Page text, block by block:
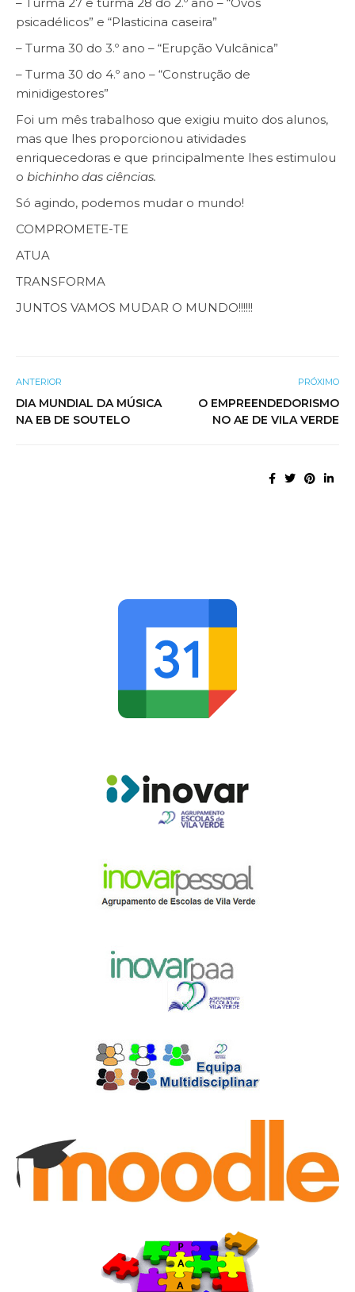
psicadélicos” e “Plasticina caseira”
– Turma 30 do 3.º ano – “Erupção Vulcânica”
– Turma 30 do 4.º ano – “Construção de
minidigestores”
Foi um mês trabalhoso que exigiu muito dos alunos,
mas que lhes proporcionou atividades
enriquecedoras e que principalmente lhes estimulou
o bichinho das ciências.
Só agindo, podemos mudar o mundo!
COMPROMETE-TE
ATUA
TRANSFORMA
JUNTOS VAMOS MUDAR O MUNDO!!!!!!
ANTERIOR
DIA MUNDIAL DA MÚSICA
NA EB DE SOUTELO
PRÓXIMO
O EMPREENDEDORISMO
NO AE DE VILA VERDE